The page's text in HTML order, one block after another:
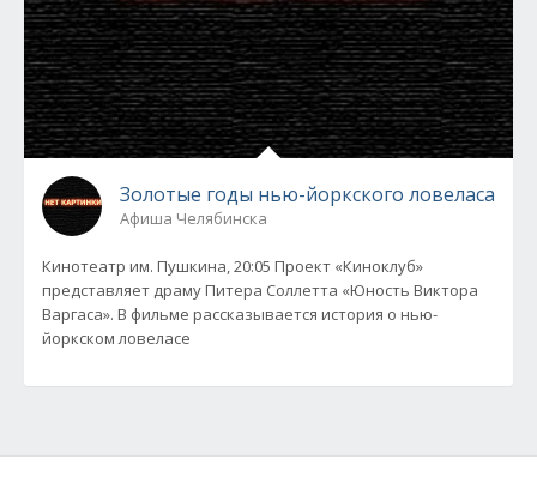
Золотые годы нью-йоркского ловеласа
Афиша Челябинска
Кинотеатр им. Пушкина, 20:05 Проект «Киноклуб»
представляет драму Питера Соллетта «Юность Виктора
Варгаса». В фильме рассказывается история о нью-
йоркском ловеласе